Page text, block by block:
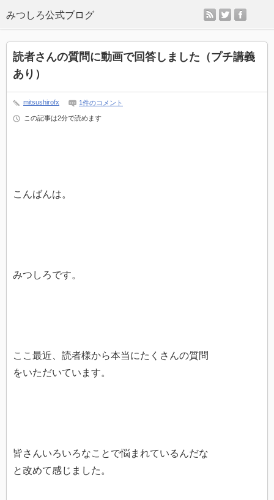
rss twitter
読者さんの質問に動画で回答しました（プチ講義
あり）
mitsushirofx 1件のコメント
この記事は2分で読めます
こんばんは。
みつしろです。
ここ最近、読者様から本当にたくさんの質問
をいただいています。
皆さんいろいろなことで悩まれているんだな
と改めて感じました。